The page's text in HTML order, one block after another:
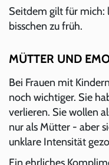
Seitdem gilt für mich:
bisschen zu früh.
MÜTTER UND
Bei Frauen mit
noch wichtiger. Sie
verlieren. Sie wollen
nur als Mütter - aber
unklare Intensität